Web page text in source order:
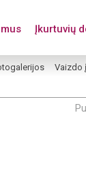
Įkurtuvių
Vaizdo